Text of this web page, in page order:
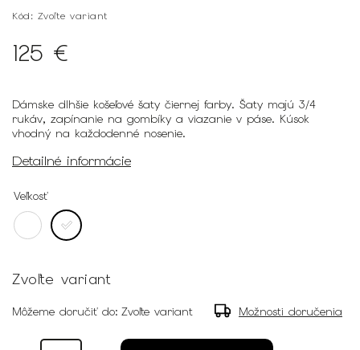
Kód: Zvoľte variant
125 €
Dámske dlhšie košeľové šaty čiernej farby. Šaty majú 3/4
rukáv, zapínanie na gombíky a viazanie v páse. Kúsok
vhodný na každodenné nosenie.
Detailné informácie
Veľkosť
Zvoľte variant
Môžeme doručiť do: Zvoľte variant Možnosti doručenia